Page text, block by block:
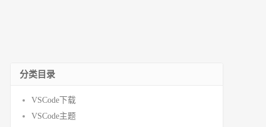
分类目录
VSCode下载
VSCode主题